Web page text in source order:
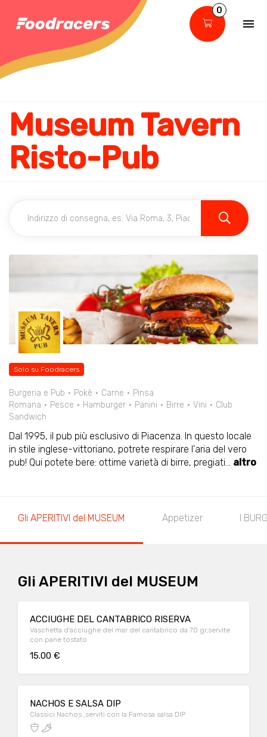
0
Museum Tavern
Risto-Pub
Solo su Foodracers
Burgeria e Pub Pokè Carne
Pinsa
Romana
Pesce Hamburger Panini Birre Vini
Club
Sandwich
Dal 1995, il pub più esclusivo di Piacenza. In questo locale
in stile inglese-vittoriano, potrete respirare l'aria del vero
pub! Qui potete bere: ottime varietà di birre, pregiati... altro
Gli APERITIVI del MUSEUM Appetizer I
Gli APERITIVI del MUSEUM
ACCIUGHE DEL CANTABRICO RISERVA
Vaschetta d'acciughe del mar del cantabrico da 70 gr,servite
con pane tostato
15.00 €
NACHOS E SALSA DIP
Classici Nachos ,serviti con la Famosa salsa DIP